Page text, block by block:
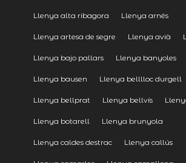
Llenya alta ribagora Llenya arnés
Llenya artesa de segre Llenya avià
Llenya bajo pallars Llenya banyoles
Llenya bausen Llenya belllloc durgell
Llenya bellprat Llenya bellvís
Llenya botarell Llenya brunyola
Llenya caldes destrac Llenya callús